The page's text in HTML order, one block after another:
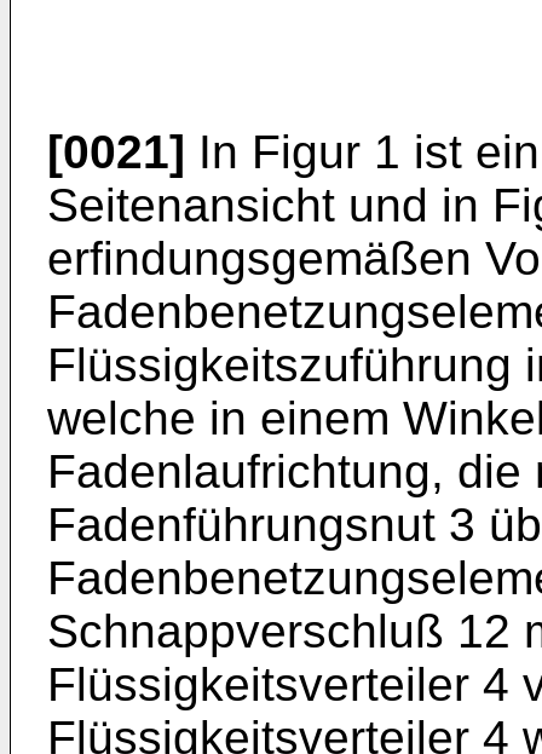
[0021] In Figur 1 ist
Seitenansicht und in
erfindungsgemäßen
Flüssigkeitszuführung
welche in einem
Fadenlaufrichtung,
Fadenführungsnut 3
Schnappverschluß 12
Flüssigkeitsverteiler 4
Flüssigkeitsverteiler 4